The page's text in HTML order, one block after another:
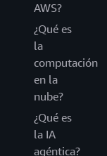
AWS?
¿Qué es
la
computación
en la
nube?
¿Qué es
la IA
agéntica?